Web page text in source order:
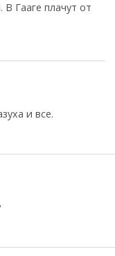
В Гааге плачут от
и все.